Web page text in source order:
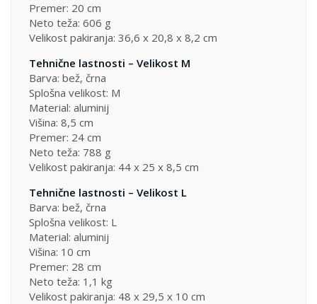
Premer: 20 cm
Neto teža: 606 g
Velikost pakiranja: 36,6 x 20,8 x 8,2 cm
Tehnične lastnosti – Velikost M
Barva: bež, črna
Splošna velikost: M
Material: aluminij
Višina: 8,5 cm
Premer: 24 cm
Neto teža: 788 g
Velikost pakiranja: 44 x 25 x 8,5 cm
Tehnične lastnosti – Velikost L
Barva: bež, črna
Splošna velikost: L
Material: aluminij
Višina: 10 cm
Premer: 28 cm
Neto teža: 1,1 kg
Velikost pakiranja: 48 x 29,5 x 10 cm